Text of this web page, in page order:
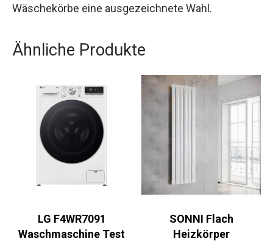
Wäschekörbe eine ausgezeichnete Wahl.
Ähnliche Produkte
LG F4WR7091
Waschmaschine Test
SONNI Flach
Heizkörper